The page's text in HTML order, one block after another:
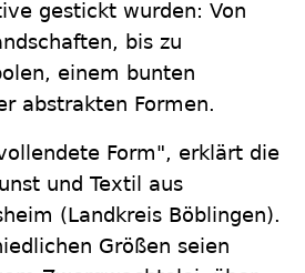
gestickt wurden: Von
bis zu
einem bunten
abstrakten Formen.
Form", erklärt die
und Textil aus
(Landkreis Böblingen).
Größen seien